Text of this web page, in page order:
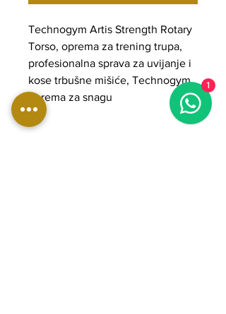
Technogym Artis Strength Rotary
Torso, oprema za trening trupa,
profesionalna sprava za uvijanje i
kose trbušne mišiće, Technogym
oprema za snagu
1